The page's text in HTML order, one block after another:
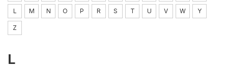
L M N O P R S T U V W Y
Z
L